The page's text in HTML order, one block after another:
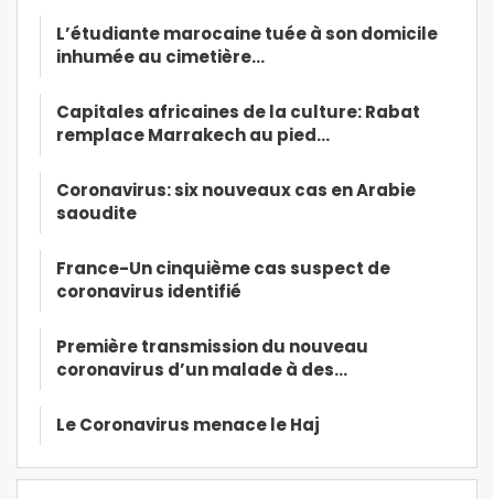
L’étudiante marocaine tuée à son domicile
inhumée au cimetière…
Capitales africaines de la culture: Rabat
remplace Marrakech au pied…
Coronavirus: six nouveaux cas en Arabie
saoudite
France-Un cinquième cas suspect de
coronavirus identifié
Première transmission du nouveau
coronavirus d’un malade à des…
Le Coronavirus menace le Haj